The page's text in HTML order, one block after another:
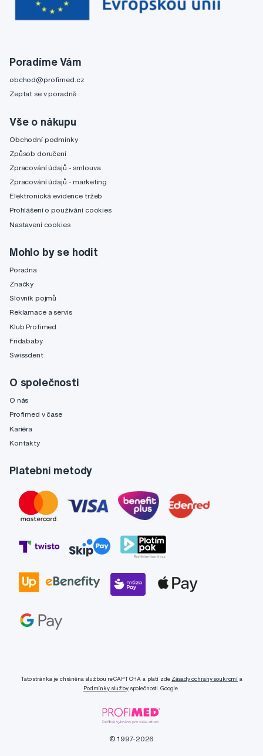
Poradíme Vám
obchod@profimed.cz
Zeptat se v poradně
Vše o nákupu
Obchodní podmínky
Způsob doručení
Zpracování údajů - smlouva
Zpracování údajů - marketing
Elektronická evidence tržeb
Prohlášení o používání cookies
Nastavení cookies
Mohlo by se hodit
Poradna
Značky
Slovník pojmů
Reklamace a servis
Klub Profimed
Fridababy
Swissdent
O společnosti
O nás
Profimed v čase
Kariéra
Kontakty
Platební metody
Tato stránka je chráněna službou reCAPTCHA a platí zde Zásady ochrany soukromí a
Podmínky službyspolečnosti Google.
© 1997-2026